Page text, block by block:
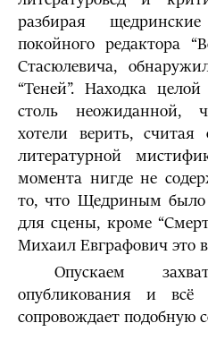
разбирая
покойного редактора
Стасюлевича,
“Теней”. Находка
столь неожиданной,
хотели верить,
литературной
момента нигде не
то, что Щедриным было
для сцены, кроме
Михаил Евграфович это
Опускаем
опубликования и всё
сопровождает подобную